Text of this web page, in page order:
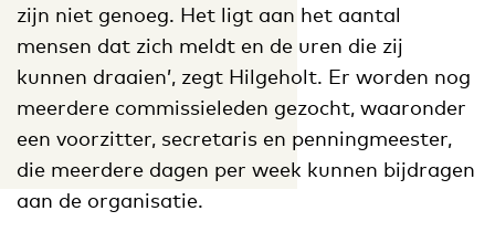
zijn niet genoeg. Het ligt aan het aantal
mensen dat zich meldt en de uren die zij
kunnen draaien’, zegt Hilgeholt. Er worden nog
meerdere commissieleden gezocht, waaronder
een voorzitter, secretaris en penningmeester,
die meerdere dagen per week kunnen bijdragen
aan de organisatie.